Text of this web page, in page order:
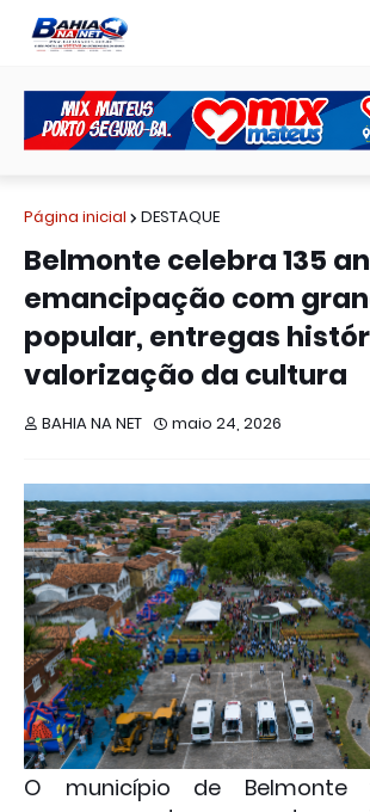
Página inicial DESTAQUE
Belmonte celebra 135
emancipação com
popular, entregas
valorização da cultura
BAHIA NA NET maio 24, 2026
O município de Belmonte